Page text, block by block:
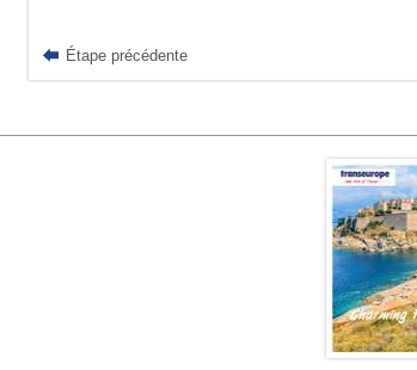
Étape précédente